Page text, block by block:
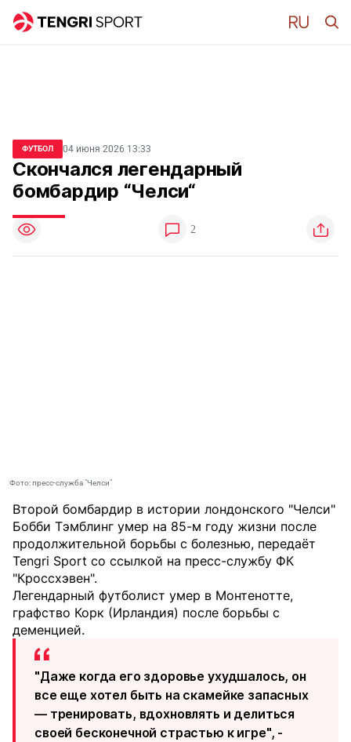
ФУТБОЛ 04 июня 2026 13:33
Скончался легендарный
бомбардир “Челси“
2
Фото: пресс-служба "Челси"
Второй бомбардир в истории лондонского "Челси"
Бобби Тэмблинг умер на 85-м году жизни после
продолжительной борьбы с болезнью, передаёт
Tengri Sport со ссылкой на пресс-службу ФК
"Кроссхэвен".
Легендарный футболист умер в Монтенотте,
графство Корк (Ирландия) после борьбы с
деменцией.
"Даже когда его здоровье ухудшалось, он
все еще хотел быть на скамейке запасных
— тренировать, вдохновлять и делиться
своей бесконечной страстью к игре", -